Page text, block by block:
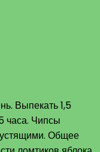
Выпекать 1,5
часа. Чипсы
Общее